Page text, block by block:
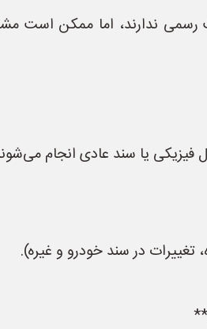
رسمی ندارند، اما ممکن است
فیزیکی یا سند عادی انجام
در سند خودرو و غیره).